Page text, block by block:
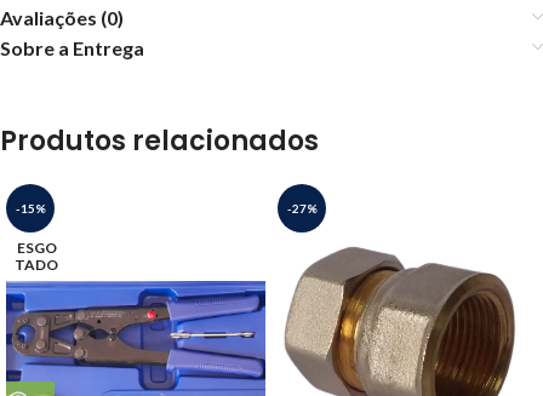
Avaliações (0)
Sobre a Entrega
Produtos relacionados
-15%
ESGO
TADO
-27%